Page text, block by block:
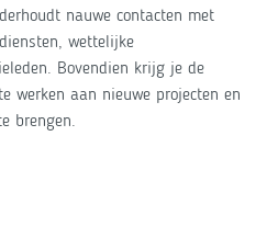
nauwe contacten met
wettelijke
Bovendien krijg je de
werken aan nieuwe projecten en
brengen.